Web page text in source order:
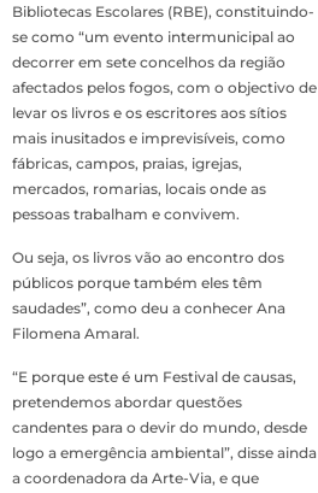
Bibliotecas Escolares (RBE), constituindo-
se como “um evento intermunicipal ao
decorrer em sete concelhos da região
afectados pelos fogos, com o objectivo de
levar os livros e os escritores aos sítios
mais inusitados e imprevisíveis, como
fábricas, campos, praias, igrejas,
mercados, romarias, locais onde as
pessoas trabalham e convivem.
Ou seja, os livros vão ao encontro dos
públicos porque também eles têm
saudades”, como deu a conhecer Ana
Filomena Amaral.
“E porque este é um Festival de causas,
pretendemos abordar questões
candentes para o devir do mundo, desde
logo a emergência ambiental”, disse ainda
a coordenadora da Arte-Via, e que